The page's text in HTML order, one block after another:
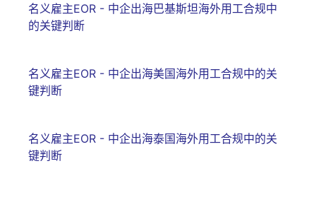
名义雇主EOR - 中企出海巴基斯坦海外用工合规中
的关键判断
名义雇主EOR - 中企出海美国海外用工合规中的关
键判断
名义雇主EOR - 中企出海泰国海外用工合规中的关
键判断